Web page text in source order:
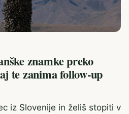
znamke preko
te zanima follow‑up
iz Slovenije in želiš stopiti v